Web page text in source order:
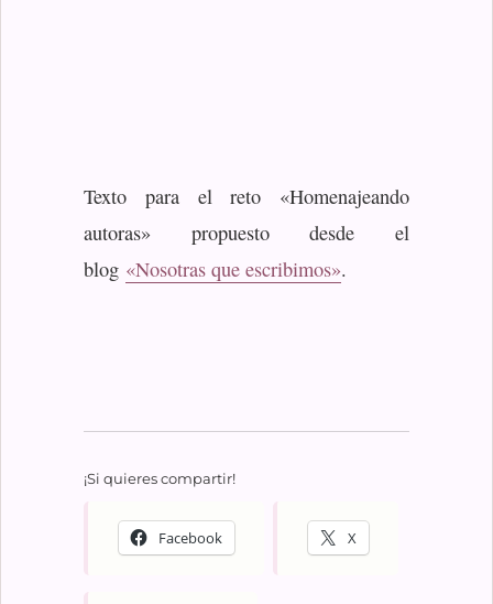
Texto para el reto «Homenajeando
autoras» propuesto desde el
blog «Nosotras que escribimos».
¡Si quieres compartir!
Facebook X